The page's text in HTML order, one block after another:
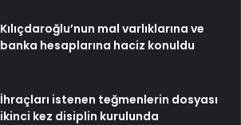
Kılıçdaroğlu’nun mal varlıklarına ve
banka hesaplarına haciz konuldu
İhraçları istenen teğmenlerin dosyası
ikinci kez disiplin kurulunda